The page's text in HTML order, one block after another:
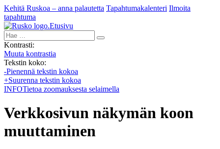
Kehitä Ruskoa – anna palautetta Tapahtumakalenteri Ilmoita
tapahtuma
Etusivu
Hae:
Kontrasti:
Muuta kontrastia
Tekstin koko:
-Pienennä tekstin kokoa
+Suurenna tekstin kokoa
INFOTietoa zoomauksesta selaimella
Verkkosivun näkymän koon
muuttaminen